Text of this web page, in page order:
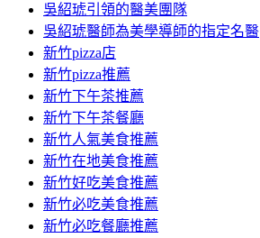
主
要
內
容
吳紹琥引領的醫美團隊
吳紹琥醫師為美學導師的指定名醫
新竹pizza店
新竹pizza推薦
新竹下午茶推薦
新竹下午茶餐廳
新竹人氣美食推薦
新竹在地美食推薦
新竹好吃美食推薦
新竹必吃美食推薦
新竹必吃餐廳推薦